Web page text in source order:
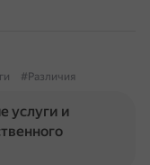
#Различия
услуги и